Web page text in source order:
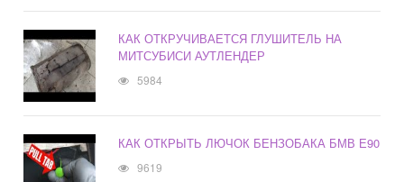
КАК ОТКРУЧИВАЕТСЯ ГЛУШИТЕЛЬ НА
МИТСУБИСИ АУТЛЕНДЕР
5984
КАК ОТКРЫТЬ ЛЮЧОК БЕНЗОБАКА БМВ Е90
9619